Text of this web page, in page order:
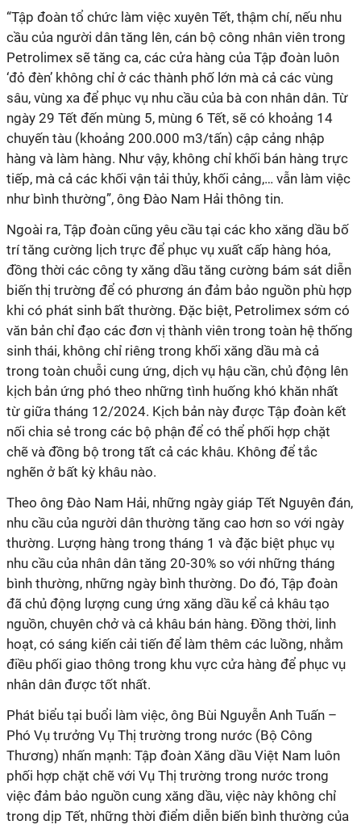
“Tập đoàn tổ chức làm việc xuyên Tết, thậm chí, nếu nhu
cầu của người dân tăng lên, cán bộ công nhân viên trong
Petrolimex sẽ tăng ca, các cửa hàng của Tập đoàn luôn
‘đỏ đèn’ không chỉ ở các thành phố lớn mà cả các vùng
sâu, vùng xa để phục vụ nhu cầu của bà con nhân dân. Từ
ngày 29 Tết đến mùng 5, mùng 6 Tết, sẽ có khoảng 14
chuyến tàu (khoảng 200.000 m3/tấn) cập cảng nhập
hàng và làm hàng. Như vậy, không chỉ khối bán hàng trực
tiếp, mà cả các khối vận tải thủy, khối cảng,… vẫn làm việc
như bình thường”, ông Đào Nam Hải thông tin.
Ngoài ra, Tập đoàn cũng yêu cầu tại các kho xăng dầu bố
trí tăng cường lịch trực để phục vụ xuất cấp hàng hóa,
đồng thời các công ty xăng dầu tăng cường bám sát diễn
biến thị trường để có phương án đảm bảo nguồn phù hợp
khi có phát sinh bất thường. Đặc biệt, Petrolimex sớm có
văn bản chỉ đạo các đơn vị thành viên trong toàn hệ thống
sinh thái, không chỉ riêng trong khối xăng dầu mà cả
trong toàn chuỗi cung ứng, dịch vụ hậu cần, chủ động lên
kịch bản ứng phó theo những tình huống khó khăn nhất
từ giữa tháng 12/2024. Kịch bản này được Tập đoàn kết
nối chia sẻ trong các bộ phận để có thể phối hợp chặt
chẽ và đồng bộ trong tất cả các khâu. Không để tắc
nghẽn ở bất kỳ khâu nào.
Theo ông Đào Nam Hải, những ngày giáp Tết Nguyên đán,
nhu cầu của người dân thường tăng cao hơn so với ngày
thường. Lượng hàng trong tháng 1 và đặc biệt phục vụ
nhu cầu của nhân dân tăng 20-30% so với những tháng
bình thường, những ngày bình thường. Do đó, Tập đoàn
đã chủ động lượng cung ứng xăng dầu kể cả khâu tạo
nguồn, chuyên chở và cả khâu bán hàng. Đồng thời, linh
hoạt, có sáng kiến cải tiến để làm thêm các luồng, nhằm
điều phối giao thông trong khu vực cửa hàng để phục vụ
nhân dân được tốt nhất.
Phát biểu tại buổi làm việc, ông Bùi Nguyễn Anh Tuấn –
Phó Vụ trưởng Vụ Thị trường trong nước (Bộ Công
Thương) nhấn mạnh: Tập đoàn Xăng dầu Việt Nam luôn
phối hợp chặt chẽ với Vụ Thị trường trong nước trong
việc đảm bảo nguồn cung xăng dầu, việc này không chỉ
trong dịp Tết, những thời điểm diễn biến bình thường của